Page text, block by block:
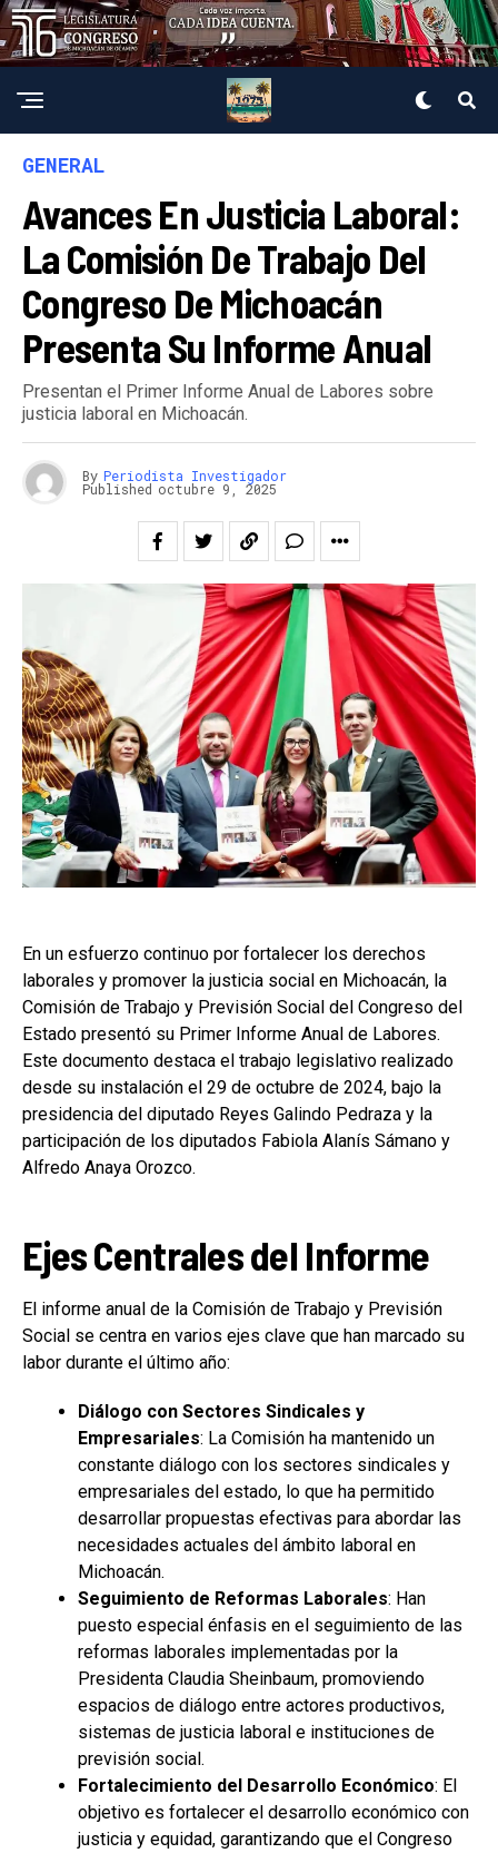
GENERAL
Avances En Justicia Laboral:
La Comisión De Trabajo Del
Congreso De Michoacán
Presenta Su Informe Anual
Presentan el Primer Informe Anual de Labores sobre
justicia laboral en Michoacán.
By Periodista Investigador
Published octubre 9, 2025
En un esfuerzo continuo por fortalecer los derechos
laborales y promover la justicia social en Michoacán, la
Comisión de Trabajo y Previsión Social del Congreso del
Estado presentó su Primer Informe Anual de Labores.
Este documento destaca el trabajo legislativo realizado
desde su instalación el 29 de octubre de 2024, bajo la
presidencia del diputado Reyes Galindo Pedraza y la
participación de los diputados Fabiola Alanís Sámano y
Alfredo Anaya Orozco.
Ejes Centrales del Informe
El informe anual de la Comisión de Trabajo y Previsión
Social se centra en varios ejes clave que han marcado su
labor durante el último año:
Diálogo con Sectores Sindicales y
Empresariales: La Comisión ha mantenido un
constante diálogo con los sectores sindicales y
empresariales del estado, lo que ha permitido
desarrollar propuestas efectivas para abordar las
necesidades actuales del ámbito laboral en
Michoacán.
Seguimiento de Reformas Laborales: Han
puesto especial énfasis en el seguimiento de las
reformas laborales implementadas por la
Presidenta Claudia Sheinbaum, promoviendo
espacios de diálogo entre actores productivos,
sistemas de justicia laboral e instituciones de
previsión social.
Fortalecimiento del Desarrollo Económico: El
objetivo es fortalecer el desarrollo económico con
justicia y equidad, garantizando que el Congreso